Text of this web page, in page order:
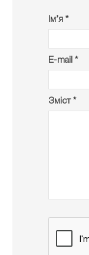
Ім’я *
E-mail *
Зміст *